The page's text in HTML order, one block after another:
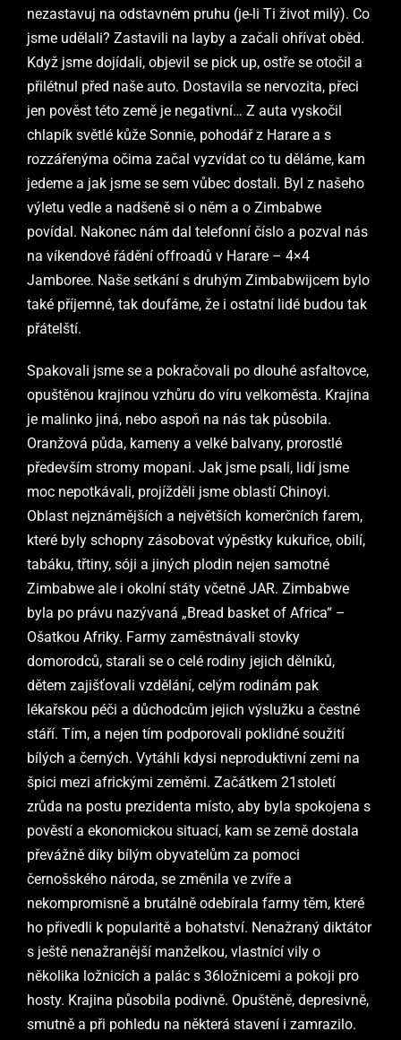
nezastavuj na odstavném pruhu (je-li Ti život milý). Co
jsme udělali? Zastavili na layby a začali ohřívat oběd.
Když jsme dojídali, objevil se pick up, ostře se otočil a
přilétnul před naše auto. Dostavila se nervozita, přeci
jen pověst této země je negativní… Z auta vyskočil
chlapík světlé kůže Sonnie, pohodář z Harare a s
rozzářenýma očima začal vyzvídat co tu děláme, kam
jedeme a jak jsme se sem vůbec dostali. Byl z našeho
výletu vedle a nadšeně si o něm a o Zimbabwe
povídal. Nakonec nám dal telefonní číslo a pozval nás
na víkendové řádění offroadů v Harare – 4×4
Jamboree. Naše setkání s druhým Zimbabwijcem bylo
také příjemné, tak doufáme, že i ostatní lidé budou tak
přátelští.
Spakovali jsme se a pokračovali po dlouhé asfaltovce,
opuštěnou krajinou vzhůru do víru velkoměsta. Krajina
je malinko jiná, nebo aspoň na nás tak působila.
Oranžová půda, kameny a velké balvany, prorostlé
především stromy mopani. Jak jsme psali, lidí jsme
moc nepotkávali, projížděli jsme oblastí Chinoyi.
Oblast nejznámějších a největších komerčních farem,
které byly schopny zásobovat výpěstky kukuřice, obilí,
tabáku, třtiny, sóji a jiných plodin nejen samotné
Zimbabwe ale i okolní státy včetně JAR. Zimbabwe
byla po právu nazývaná „Bread basket of Africa“ –
Ošatkou Afriky. Farmy zaměstnávali stovky
domorodců, starali se o celé rodiny jejich dělníků,
dětem zajišťovali vzdělání, celým rodinám pak
lékařskou péči a důchodcům jejich výslužku a čestné
stáří. Tím, a nejen tím podporovali poklidné soužití
bílých a černých. Vytáhli kdysi neproduktivní zemi na
špici mezi africkými zeměmi. Začátkem 21století
zrůda na postu prezidenta místo, aby byla spokojena s
pověstí a ekonomickou situací, kam se země dostala
převážně díky bílým obyvatelům za pomoci
černošského národa, se změnila ve zvíře a
nekompromisně a brutálně odebírala farmy těm, které
ho přivedli k popularitě a bohatství. Nenažraný diktátor
s ještě nenažranější manželkou, vlastnící vily o
několika ložnicích a palác s 36ložnicemi a pokoji pro
hosty. Krajina působila podivně. Opuštěně, depresivně,
smutně a při pohledu na některá stavení i zamrazilo.